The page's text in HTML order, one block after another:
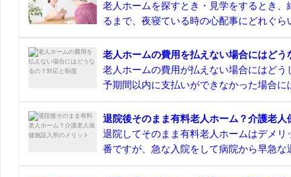
老人ホームを探すとき・見学をするとき
るまで、夜寝ている時の心配事にどれぐら
老人ホームの費用を払えない場合にはどう
老人ホームの費用が払えない場合にはど
予期間以内に支払いができなかった場合に
退院後そのまま有料老人ホーム？介護老人
退院してそのまま有料老人ホームはデメ
番ですが、急な入院をして病院から早急な